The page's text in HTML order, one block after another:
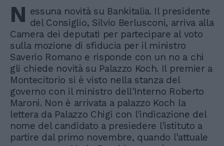
N essuna novità su Bankitalia. Il presidente
del Consiglio, Silvio Berlusconi, arriva alla
Camera dei deputati per partecipare al voto
sulla mozione di sfiducia per il ministro
Saverio Romano e risponde con un no a chi
gli chiede novità su Palazzo Koch. Il premier a
Montecitorio si è visto nella stanza del
governo con il ministro dell'Interno Roberto
Maroni. Non è arrivata a palazzo Koch la
lettera da Palazzo Chigi con l'indicazione del
nome del candidato a presiedere l'istituto a
partire dal primo novembre, quando l'attuale